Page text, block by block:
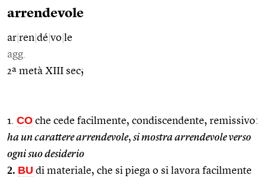
arrendevole
ar ren dé vo le
agg.
2ª metà XIII sec;
1. CO che cede facilmente, condiscendente, remissivo:
ha un carattere arrendevole, si mostra arrendevole verso
ogni suo desiderio
2. BU di materiale, che si piega o si lavora facilmente